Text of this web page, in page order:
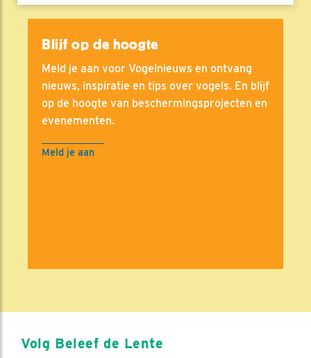
Blijf op de hoogte
Meld je aan voor Vogelnieuws en ontvang
nieuws, inspiratie en tips over vogels. En blijf
op de hoogte van beschermingsprojecten en
evenementen.
Meld je aan
Volg Beleef de Lente